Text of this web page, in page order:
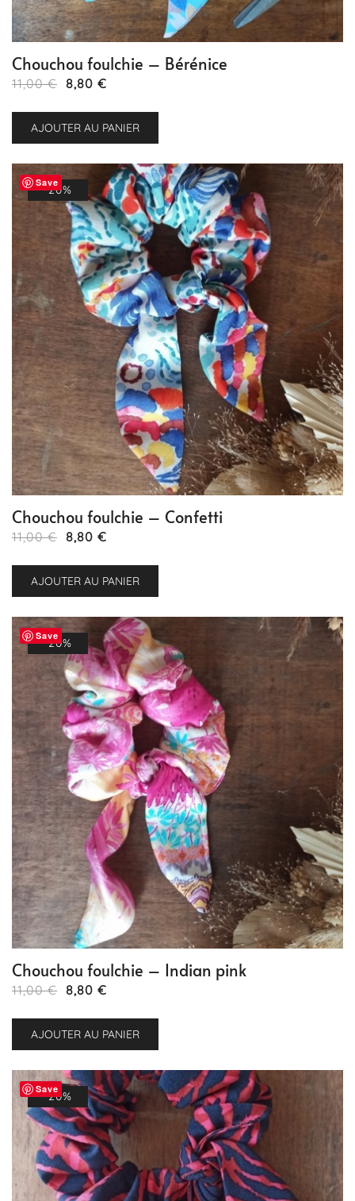
Chouchou foulchie – Bérénice
11,00€ Le
initial
était :
8,80 €
actuel
est :
AJOUTER AU PANIER
Save
-20%
Chouchou foulchie – Confetti
11,00€ Le
initial
était :
8,80 €
actuel
est :
AJOUTER AU PANIER
Save
-20%
Chouchou foulchie – Indian pink
11,00€ Le
initial
était :
8,80 €
actuel
est :
AJOUTER AU PANIER
Save
-20%